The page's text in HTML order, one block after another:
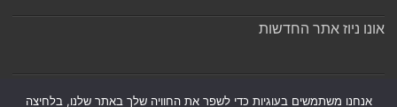
אונו ניוז אתר החדשות
אנחנו משתמשים בעוגיות כדי לשפר את החוויה שלך באתר שלנו, בלחיצה